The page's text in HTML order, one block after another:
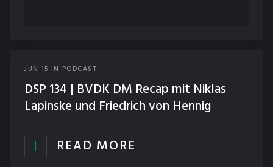
JUN 15 IN PODCAST
DSP 134 | BVDK DM Recap mit Niklas
Lapinske und Friedrich von Hennig
READ MORE